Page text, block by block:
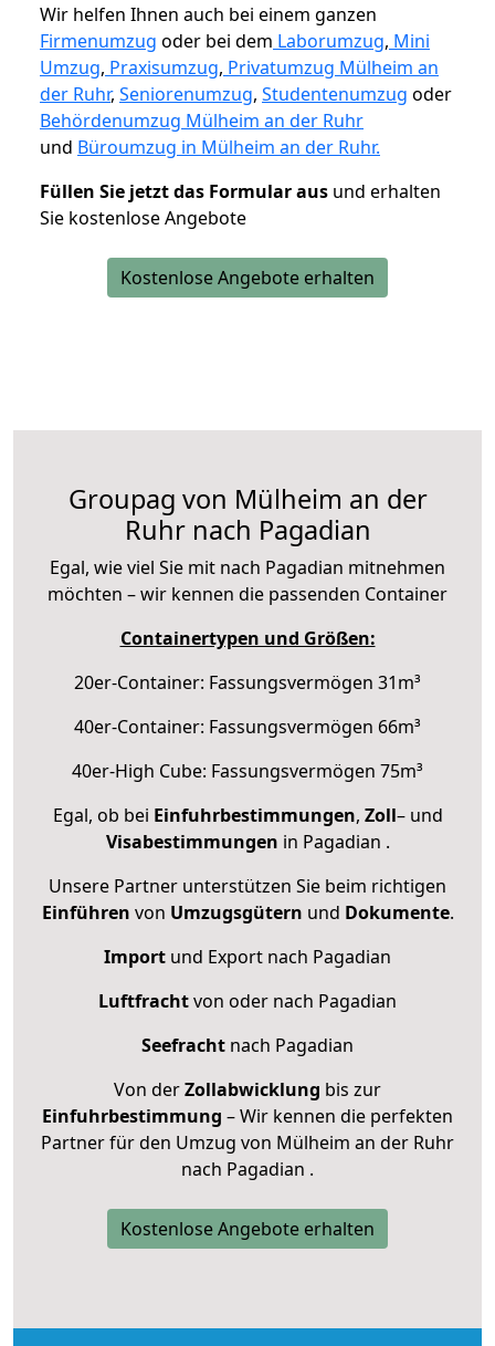
Wir helfen Ihnen auch bei einem ganzen
Firmenumzug oder bei dem Laborumzug, Mini
Umzug, Praxisumzug, Privatumzug Mülheim an
der Ruhr, Seniorenumzug, Studentenumzug oder
Behördenumzug Mülheim an der Ruhr
und Büroumzug in Mülheim an der Ruhr.
Füllen Sie jetzt das Formular aus und erhalten
Sie kostenlose Angebote
Kostenlose Angebote erhalten
Groupag von Mülheim an der
Ruhr nach Pagadian
Egal, wie viel Sie mit nach Pagadian mitnehmen
möchten – wir kennen die passenden Container
Containertypen und Größen:
20er-Container: Fassungsvermögen 31m³
40er-Container: Fassungsvermögen 66m³
40er-High Cube: Fassungsvermögen 75m³
Egal, ob bei Einfuhrbestimmungen, Zoll– und
Visabestimmungen in Pagadian .
Unsere Partner unterstützen Sie beim richtigen
Einführen von Umzugsgütern und Dokumente.
Import und Export nach Pagadian
Luftfrachtvon oder nach Pagadian
Seefracht nach Pagadian
Von derZollabwicklung bis zur
Einfuhrbestimmung – Wir kennen die perfekten
Partner für den Umzug von Mülheim an der Ruhr
nach Pagadian .
Kostenlose Angebote erhalten